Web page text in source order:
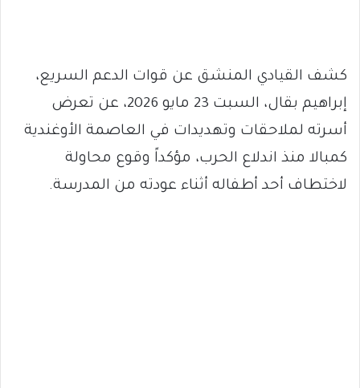
كشف القيادي المنشق عن قوات الدعم السريع،
إبراهيم بقال، السبت 23 مايو 2026، عن تعرض
أسرته لملاحقات وتهديدات في العاصمة الأوغندية
كمبالا منذ اندلاع الحرب، مؤكداً وقوع محاولة
لاختطاف أحد أطفاله أثناء عودته من المدرسة.